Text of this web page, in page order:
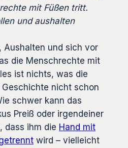
mit Füßen tritt.
und aushalten
Aushalten und sich vor
die Menschrechte mit
ist nichts, was die
nicht schon
schwer kann das
Preiß oder irgendeiner
dass ihm die Hand mit
wird – vielleicht